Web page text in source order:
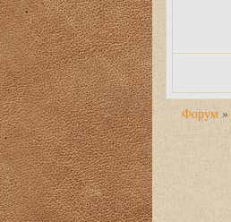
Форум »